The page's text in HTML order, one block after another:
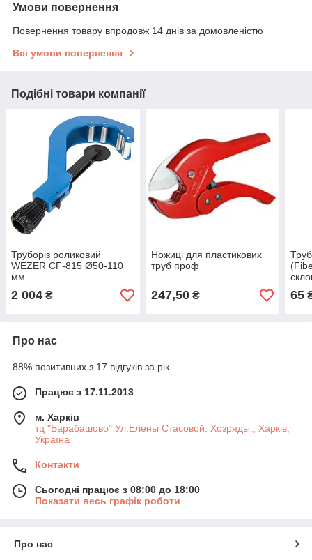
Умови повернення
Повернення товару впродовж 14 днів за домовленістю
Всі умови повернення
Подібні товари компанії
Труборіз роликовий
WEZER CF-815 Ø50-110
мм
2 004 ₴
Ножиці для пластикових
труб проф
247,50₴ 65
Про нас
88% позитивних з 17 відгуків за рік
Працює з 17.11.2013
м. Харків
тц "Барабашово" Ул.Елены Стасовой. Хозряды., Харків,
Україна
Контакти
Сьогодні працює з 08:00 до 18:00
Показати весь графік роботи
Про нас